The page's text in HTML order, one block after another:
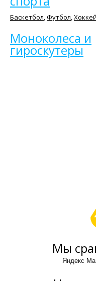
Баскетбол,Футбол,Хоккей
Моноколеса и
гироскутеры
Мы
Яндекс